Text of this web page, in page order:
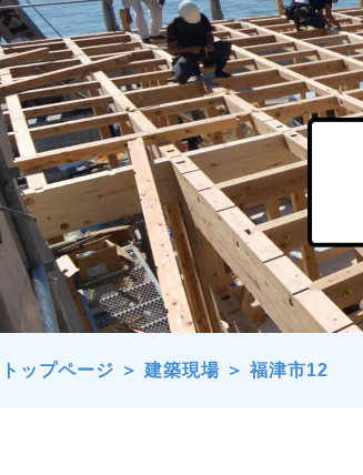
トップページ ＞ 建築現場 ＞ 福津市12